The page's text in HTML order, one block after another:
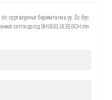
суртахууныг баримтална уу. Ёс бус
сэтгэгдэлд SHUGELULEEGCH.mn